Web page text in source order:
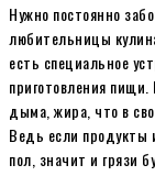
Нужно постоянно
любительницы
есть специальное
приготовления
дыма, жира, что в
Ведь если продукты
пол, значит и грязи